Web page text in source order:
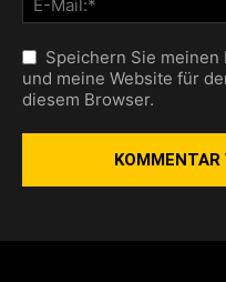
Speichern Sie
und meine Website für
diesem Browser.